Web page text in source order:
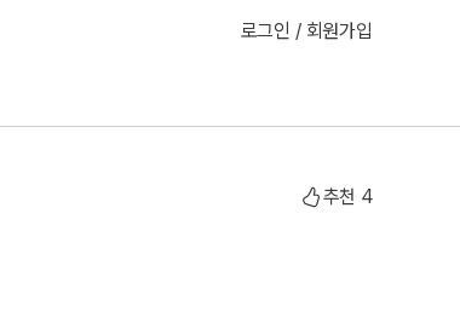
로그인 / 회원가입
추천 4